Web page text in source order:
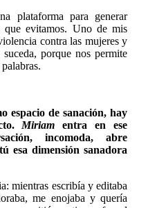
plataforma para generar
que evitamos. Uno de mis
contra las mujeres y
porque nos permite
espacio de sanación, hay
Miriam entra en ese
incomoda, abre
esa dimensión sanadora
mientras escribía y editaba
me enojaba y quería